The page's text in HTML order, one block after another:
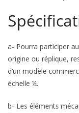
a- Pourra participer
origine ou réplique,
d’un modèle
échelle ¼.
b- Les éléments